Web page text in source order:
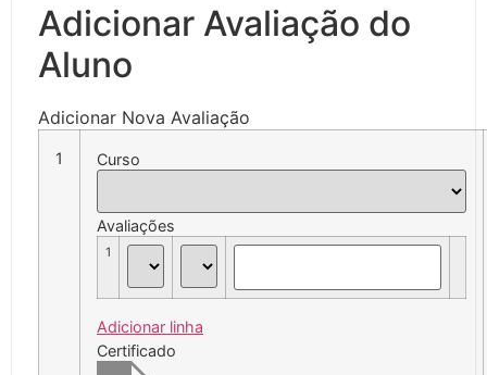
Adicionar Avaliação do
Aluno
Adicionar Nova Avaliação
1 Curso
Avaliações
1
Adicionar linha
Certificado